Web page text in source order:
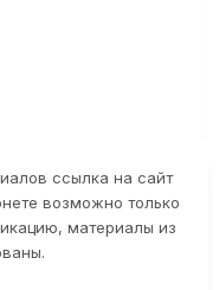
ссылка на сайт
возможно только
материалы из